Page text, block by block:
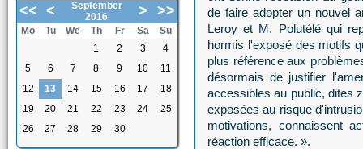
<< <
September
2016
> >>
Mo Tu We Th Fr Sa
Su
1
2 3
4
5
6 7 8 9 10
11
12
13 14 15 16 17
18
19
20 21 22 23 24
25
26
27 28 29 30
de faire adopter un nouvel
Leroy et M. Polutélé qui
hormis l'exposé des motifs
plus référence aux
désormais de justifier
accessibles au public, dites
exposées au risque
motivations, connaissent
réaction efficace. ».